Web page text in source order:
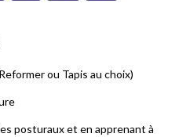
ou Tapis au choix)
posturaux et en apprenant à